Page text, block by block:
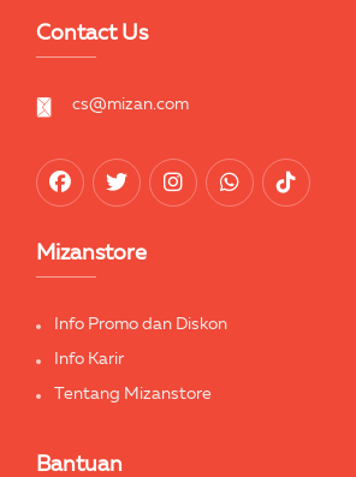
Contact Us
cs@mizan.com
Mizanstore
Info Promo dan Diskon
Info Karir
Tentang Mizanstore
Bantuan